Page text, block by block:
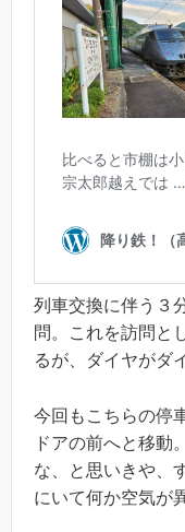
列車交換に伴う３
問。これを訪問と
るが、ダイヤがダ
今回もこちらの停
ドアの前へと移動
な、と思いきや、
にいて何か空気が